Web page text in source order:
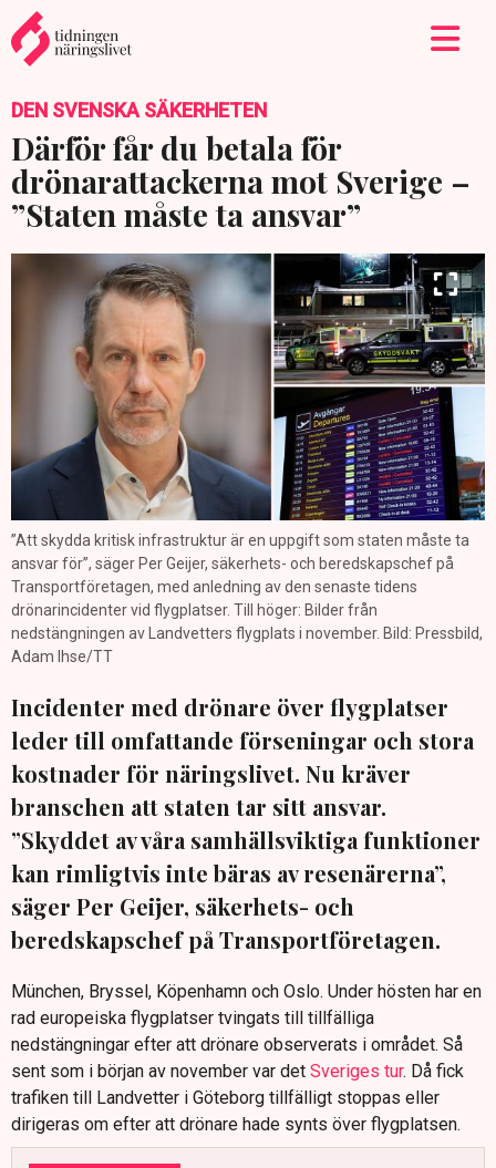
DEN SVENSKA SÄKERHETEN
Därför får du betala för
drönarattackerna mot Sverige –
”Staten måste ta ansvar”
”Att skydda kritisk infrastruktur är en uppgift som staten måste ta
ansvar för”, säger Per Geijer, säkerhets- och beredskapschef på
Transportföretagen, med anledning av den senaste tidens
drönarincidenter vid flygplatser. Till höger: Bilder från
nedstängningen av Landvetters flygplats i november. Bild: Pressbild,
Adam Ihse/TT
Incidenter med drönare över flygplatser
leder till omfattande förseningar och stora
kostnader för näringslivet. Nu kräver
branschen att staten tar sitt ansvar.
”Skyddet av våra samhällsviktiga funktioner
kan rimligtvis inte bäras av resenärerna”,
säger Per Geijer, säkerhets- och
beredskapschef på Transportföretagen.
München, Bryssel, Köpenhamn och Oslo. Under hösten har en
rad europeiska flygplatser tvingats till tillfälliga
nedstängningar efter att drönare observerats i området. Så
sent som i början av november var det Sveriges tur. Då fick
trafiken till Landvetter i Göteborg tillfälligt stoppas eller
dirigeras om efter att drönare hade synts över flygplatsen.